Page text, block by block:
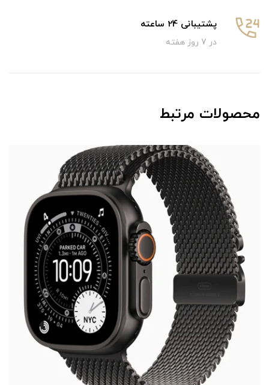
پشتیبانی 24 ساعته
در 7 روز هفته
محصولات مرتبط